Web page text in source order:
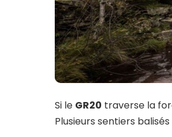
Si le GR20 traverse la
Plusieurs sentiers